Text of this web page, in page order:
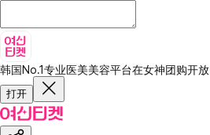
韩国No.1专业医美美容平台在女神团购开放
打开